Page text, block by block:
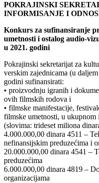
POKRAJINSKI
INFORMISANJE I
Konkurs za sufinansiranje
umetnosti i ostalog audio-
u 2021. godini
Pokrajinski sekretarijat za
verskim zajednicama (u
godini sufinansirati:
• proizvodnju igranih i
ovih filmskih rodova i
• filmske manifestacije,
filmske umetnosti, u ukupnom
(slovima: trideset miliona
4.000.000,00 dinara 4511 –
nefinansijskim preduzećima i
20.000.000,00 dinara 4541 –
preduzećima
6.000.000,00 dinara 4819 –
organizacijama